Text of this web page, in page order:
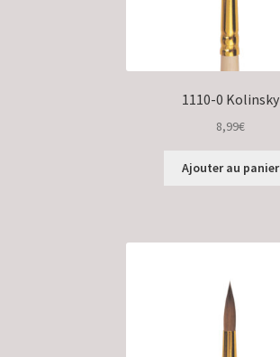
1110-0 Kolinsky
8,99€
Ajouter au panier